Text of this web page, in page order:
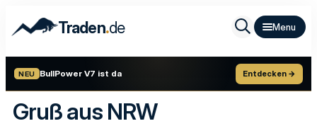
Traden.de
NEU BullPower V7 ist da Entdecken →
Gruß aus NRW